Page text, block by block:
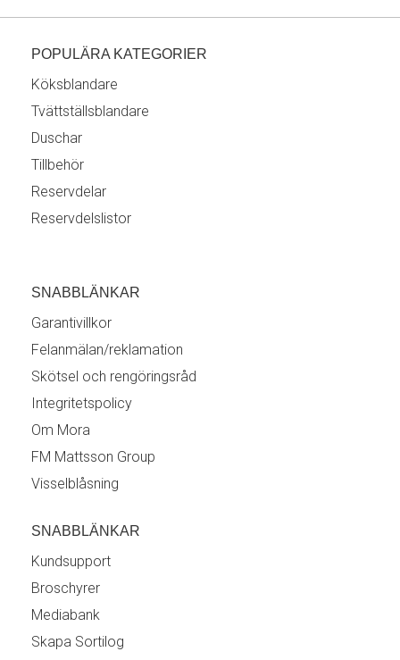
POPULÄRA KATEGORIER
Köksblandare
Tvättställsblandare
Duschar
Tillbehör
Reservdelar
Reservdelslistor
SNABBLÄNKAR
Garantivillkor
Felanmälan/reklamation
Skötsel och rengöringsråd
Integritetspolicy
Om Mora
FM Mattsson Group
Visselblåsning
SNABBLÄNKAR
Kundsupport
Broschyrer
Mediabank
Skapa Sortilog